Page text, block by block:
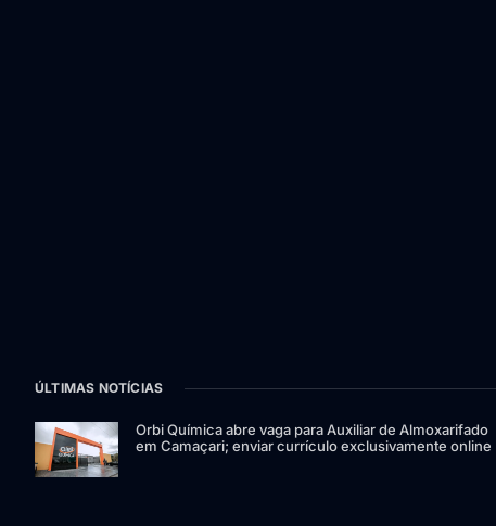
ÚLTIMAS NOTÍCIAS
Orbi Química abre vaga para Auxiliar de Almoxarifado
em Camaçari; enviar currículo exclusivamente online